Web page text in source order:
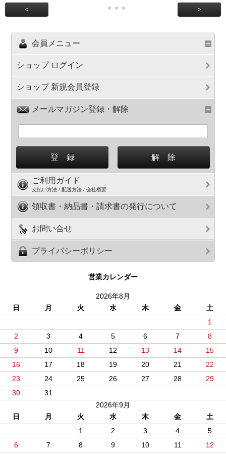
< >
会員メニュー
ショップ ログイン
ショップ 新規会員登録
メールマガジン登録・解除
ご利用ガイド
支払い方法 / 配送方法 / 会社概要
領収書・納品書・請求書の発行について
お問い合せ
プライバシーポリシー
営業カレンダー
2026年8月
日
月 火 水 木 金
土
1
2
3 4 5 6 7
8
9
10 11 12 13 14
15
16
17 18 19 20 21
22
23
24 25 26 27 28
29
30
31
2026年9月
日
月 火 水 木 金
土
1
2 3 4
5
6
7 8 9 10 11
12